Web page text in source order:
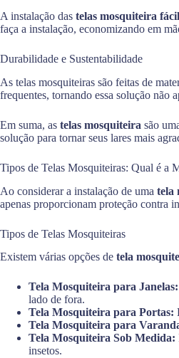
A instalação das telas mosquiteira
faça a instalação, economizando em
Durabilidade e Sustentabilidade
As telas mosquiteiras são feitas de
frequentes, tornando essa solução não
Em suma, as telas mosquiteira são
solução para tornar seus lares mais
Tipos de Telas Mosquiteiras: Qual é a
Ao considerar a instalação de uma tela
apenas proporcionam proteção contra
Tipos de Telas Mosquiteiras
Existem várias opções de tela
Tela Mosquiteira para Janelas:
lado de fora.
Tela Mosquiteira para Portas:
Tela Mosquiteira para
Tela Mosquiteira Sob Medida:
insetos.